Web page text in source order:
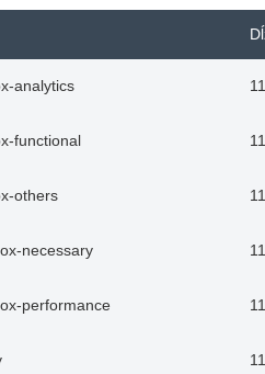
analytics
functional
others
necessary
performance